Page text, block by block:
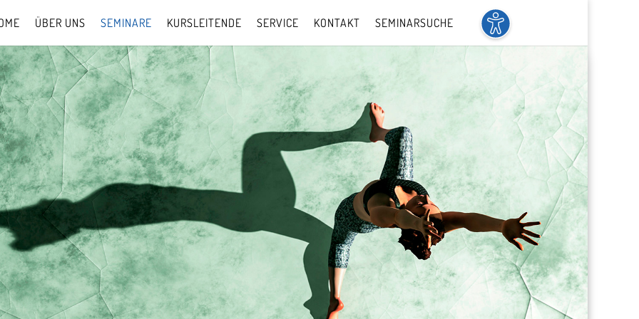
ÜBER UNS SEMINARE KURSLEITENDE SERVICE KONTAKT SEMINARSUCHE